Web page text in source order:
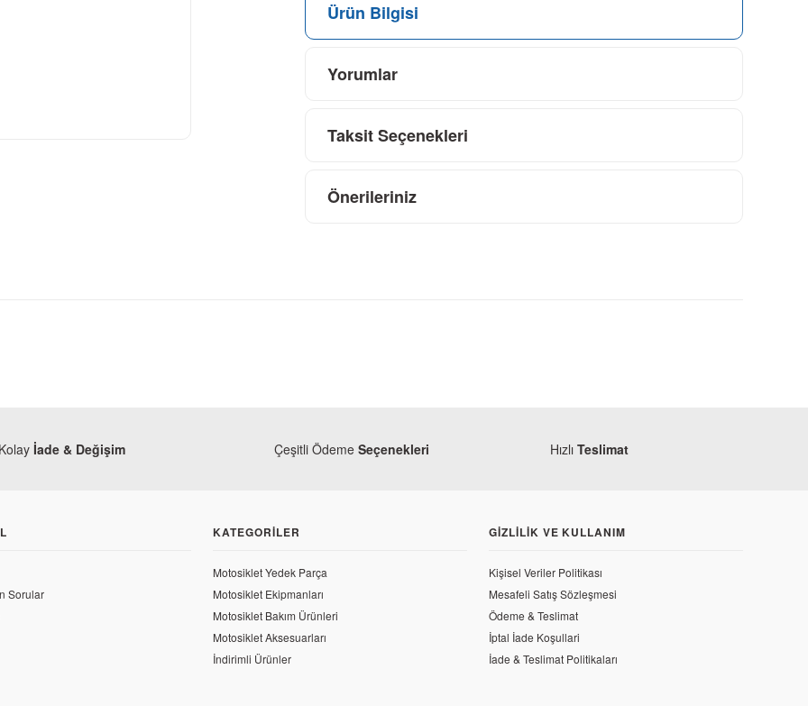
Ürün Bilgisi
Yorumlar
Taksit Seçenekleri
Önerileriniz
Kolay İade & Değişim Çeşitli Ödeme Seçenekleri Hızlı Teslimat
Sorular
KATEGORILER
Motosiklet Yedek Parça
Motosiklet Ekipmanları
Motosiklet Bakım Ürünleri
Motosiklet Aksesuarları
İndirimli Ürünler
GIZLILIK VE KULLANIM
Kişisel Veriler Politikası
Mesafeli Satış Sözleşmesi
Ödeme & Teslimat
İptal İade Koşullari
İade & Teslimat Politikaları